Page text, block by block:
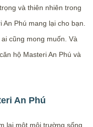
và thiên nhiên trong
Phú mang lại cho bạn.
cũng mong muốn. Và
hộ Masteri An Phú và
An Phú
lại một môi trường sống